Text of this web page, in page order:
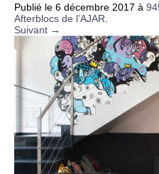
Publié le 6 décembre 2017 à
Afterblocs de l’AJAR
Suivant →